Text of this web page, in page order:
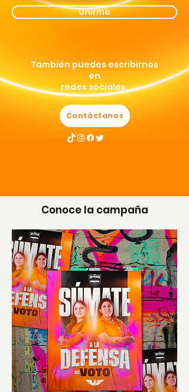
Unirme
También puedes escribirnos
en
redes sociales.
Contáctanos
Conoce la campaña